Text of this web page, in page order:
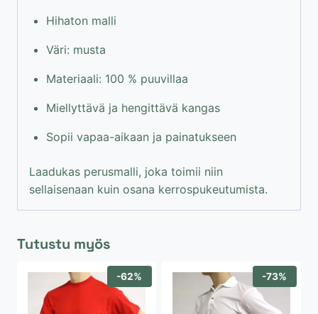
Hihaton malli
Väri: musta
Materiaali: 100 % puuvillaa
Miellyttävä ja hengittävä kangas
Sopii vapaa-aikaan ja painatukseen
Laadukas perusmalli, joka toimii niin
sellaisenaan kuin osana kerrospukeutumista.
Tutustu myös
-62% -73%